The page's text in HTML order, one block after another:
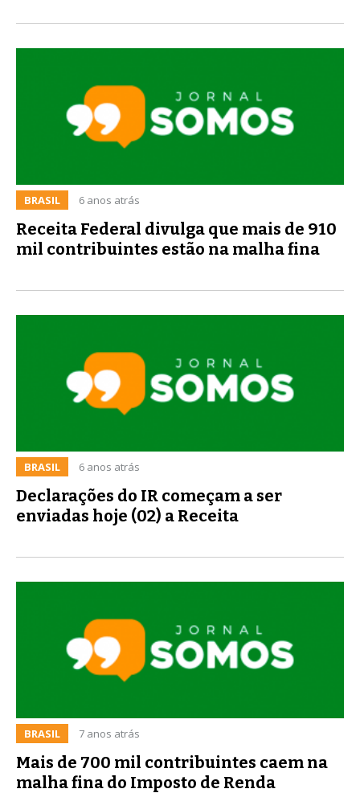
BRASIL 6 anos atrás
Receita Federal divulga que mais de 910
mil contribuintes estão na malha fina
BRASIL 6 anos atrás
Declarações do IR começam a ser
enviadas hoje (02) a Receita
BRASIL 7 anos atrás
Mais de 700 mil contribuintes caem na
malha fina do Imposto de Renda